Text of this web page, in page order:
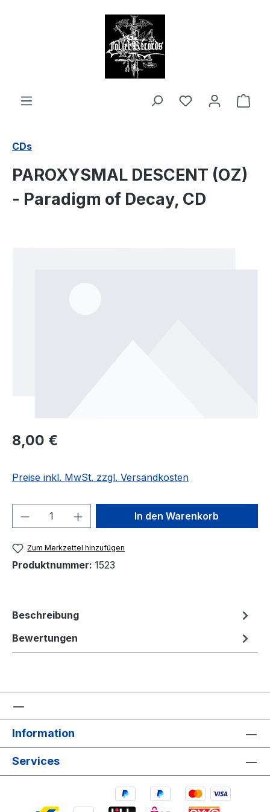
CDs
PAROXYSMAL DESCENT (OZ)
- Paradigm of Decay, CD
Regulärer Preis:
8,00 €
Preise inkl. MwSt. zzgl. Versandkosten
Produkt Anzahl: Gib denIn den Warenkorb
Zum Merkzettel hinzufügen
Produktnummer: 1523
Beschreibung
Bewertungen
Information
Services